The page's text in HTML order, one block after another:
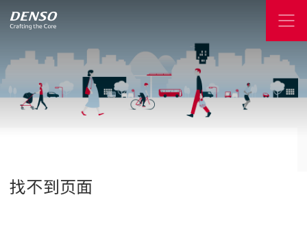
找不到页面